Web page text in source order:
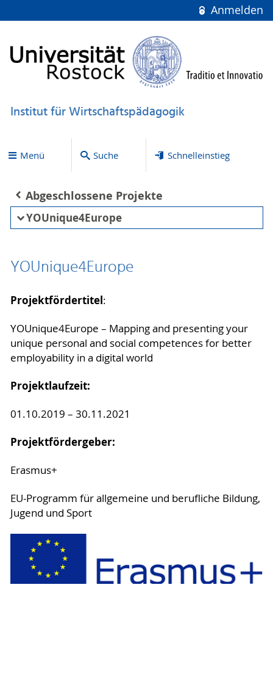
Anmelden
Institut für Wirtschaftspädagogik
Menü Suche Schnelleinstieg
Abgeschlossene Projekte
YOUnique4Europe
YOUnique4Europe
Projektfördertitel:
YOUnique4Europe – Mapping and presenting your
unique personal and social competences for better
employability in a digital world
Projektlaufzeit:
01.10.2019 – 30.11.2021
Projektfördergeber:
Erasmus+
EU-Programm für allgemeine und berufliche Bildung,
Jugend und Sport